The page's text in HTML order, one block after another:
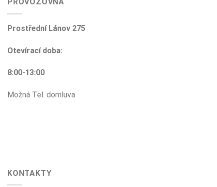
PROVOZOVNA
Prostřední Lánov 275
Otevírací doba:
8:00-13:00
Možná Tel. domluva
KONTAKTY